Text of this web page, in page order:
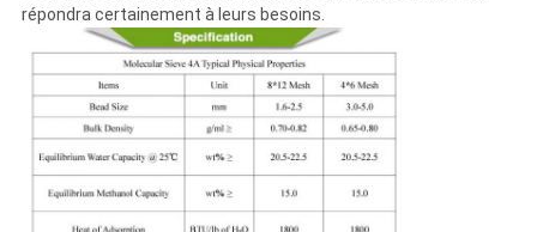
répondra certainement à leurs besoins.